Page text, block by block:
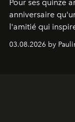
Pour ses quinze
anniversaire
l'amitié qui
03.08.2026 by